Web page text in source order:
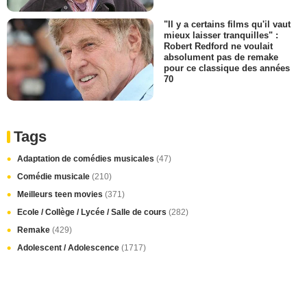
"Il y a certains films qu'il vaut
mieux laisser tranquilles" :
Robert Redford ne voulait
absolument pas de remake
pour ce classique des années
70
Tags
Adaptation de comédies musicales (47)
Comédie musicale (210)
Meilleurs teen movies (371)
Ecole / Collège / Lycée / Salle de cours (282)
Remake (429)
Adolescent / Adolescence (1717)